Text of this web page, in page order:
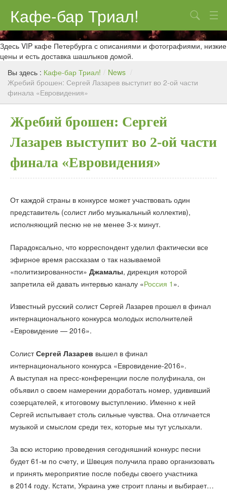
Кафе-бар Триал!
О нас
Меню
Контакты
Реклама
Поиск
Здесь VIP кафе Петербурга с описаниями и фотографиями, низкие
цены и есть доставка шашлыков домой.
Вы здесь : Кафе-бар Триал! / News /
Жребий брошен: Сергей Лазарев выступит во 2-ой части
финала «Евровидения»
Жребий брошен: Сергей
Лазарев выступит во 2-ой части
финала «Евровидения»
От каждой страны в конкурсе может участвовать один
представитель (солист либо музыкальный коллектив),
исполняющий песню не не менее 3-х минут.
Парадоксально, что корреспондент уделил фактически все
эфирное время рассказам о так называемой
«политизированности» Джамалы, дирекция которой
запретила ей давать интервью каналу «Россия 1 ».
Известный русский солист Сергей Лазарев прошел в финал
интернационального конкурса молодых исполнителей
«Евровидение — 2016».
СолистСергей Лазарев вышел в финал
интернационального конкурса «Евровидение-2016».
А выступая на пресс-конференции после полуфинала, он
объявил о своем намерении доработать номер, удививший
созерцателей, к итоговому выступлению. Именно к ней
Сергей испытывает столь сильные чувства. Она отличается
музыкой и смыслом среди тех, которые мы тут услыхали.
За всю историю проведения сегодняшний конкурс песни
будет 61-м по счету, и Швеция получила право организовать
и принять мероприятие после победы своего участника
в 2014 году. Кстати, Украина уже строит планы и выбирает…